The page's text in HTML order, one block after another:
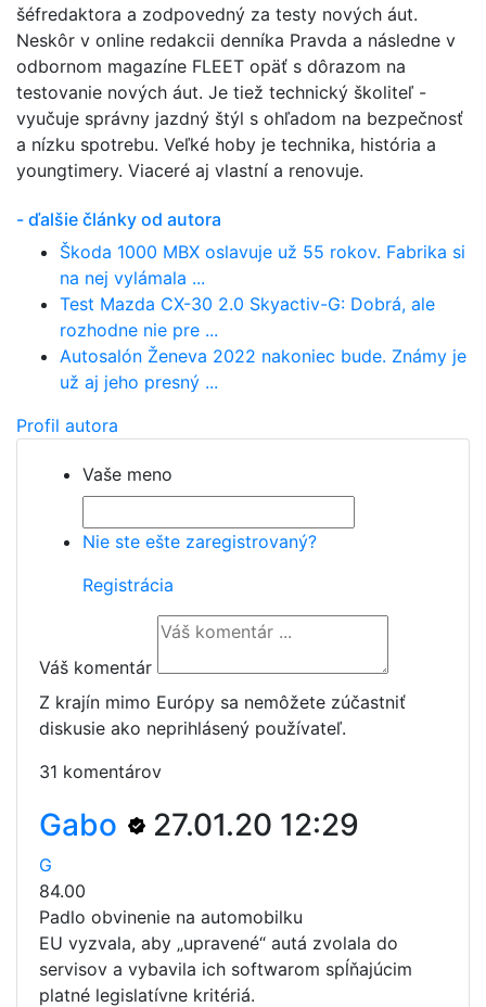
šéfredaktora a zodpovedný za testy nových áut.
Neskôr v online redakcii denníka Pravda a následne v
odbornom magazíne FLEET opäť s dôrazom na
testovanie nových áut. Je tiež technický školiteľ -
vyučuje správny jazdný štýl s ohľadom na bezpečnosť
a nízku spotrebu. Veľké hoby je technika, história a
youngtimery. Viaceré aj vlastní a renovuje.
- ďalšie články od autora
Škoda 1000 MBX oslavuje už 55 rokov. Fabrika si
na nej vylámala ...
Test Mazda CX-30 2.0 Skyactiv-G: Dobrá, ale
rozhodne nie pre ...
Autosalón Ženeva 2022 nakoniec bude. Známy je
už aj jeho presný ...
Profil autora
Vaše meno
Nie ste ešte zaregistrovaný?
Registrácia
Váš komentár
Z krajín mimo Európy sa nemôžete zúčastniť
diskusie ako neprihlásený používateľ.
31 komentárov
Gabo 27.01.20 12:29
G
84.00
Padlo obvinenie na automobilku
EU vyzvala, aby „upravené“ autá zvolala do
servisov a vybavila ich softwarom spĺňajúcim
platné legislatívne kritériá.